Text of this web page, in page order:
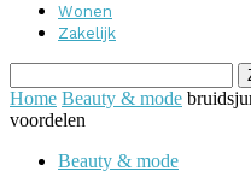
Wonen
Zakelijk
Home Beauty & mode
voordelen
Beauty & mode